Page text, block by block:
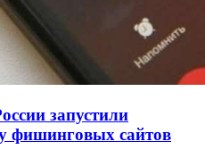
запустили
фишинговых сайтов